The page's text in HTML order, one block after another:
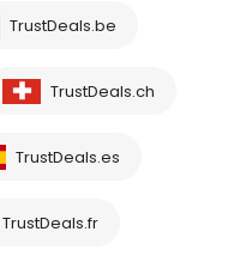
TrustDeals.be
TrustDeals.ch
TrustDeals.es
TrustDeals.fr